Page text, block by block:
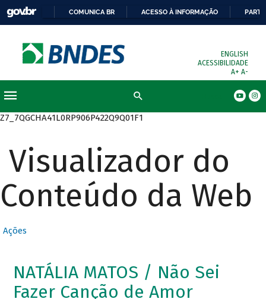
COMUNICA BR ACESSO À INFORMAÇÃO
ENGLISH
ACESSIBILIDADE
A+ A-
Z7_7QGCHA41L0RP906P422Q9Q01F1
Visualizador do
Conteúdo da Web
Ações
NATÁLIA MATOS / Não Sei
Fazer Canção de Amor